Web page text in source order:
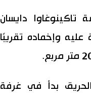
دايسان
وإخماده تقريبًا
بدأ في غرفة